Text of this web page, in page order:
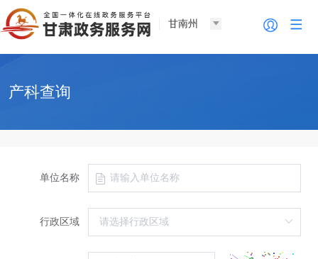
甘南州
产科查询
单位名称
行政区域